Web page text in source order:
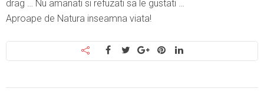
drag … Nu amanati si refuzati sa le gustati …
Aproape de Natura inseamna viata!